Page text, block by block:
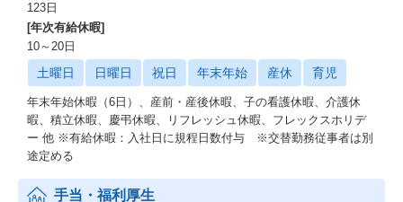
123日
[年次有給休暇]
10～20日
土曜日 日曜日 祝日 年末年始 産休 育児
年末年始休暇（6日）、産前・産後休暇、子の看護休暇、介護休
暇、積立休暇、慶弔休暇、リフレッシュ休暇、フレックスホリデ
ー 他 ※有給休暇：入社日に規程日数付与 ※交替勤務従事者は別
途定める
手当・福利厚生